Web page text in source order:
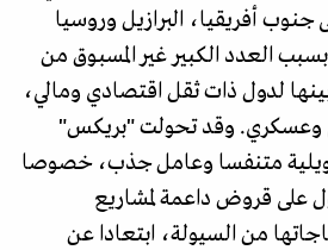
أفريقيا، البرازيل وروسيا
العدد الكبير غير المسبوق من
لدول ذات ثقل اقتصادي ومالي،
وعسكري. وقد تحولت "بريكس"
متنفسا وعامل جذب، خصوصا
على قروض داعمة لمشاريع
من السيولة، ابتعادا عن